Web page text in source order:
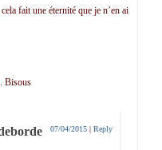
fait une éternité que je n’en ai
Bisous
07/04/2015 | Reply